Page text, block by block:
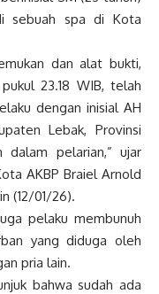
sebuah spa di Kota
dan alat bukti,
23.18 WIB, telah
dengan inisial AH
Lebak, Provinsi
dalam pelarian,” ujar
AKBP Braiel Arnold
(12/01/26).
pelaku membunuh
yang diduga oleh
pria lain.
bahwa sudah ada